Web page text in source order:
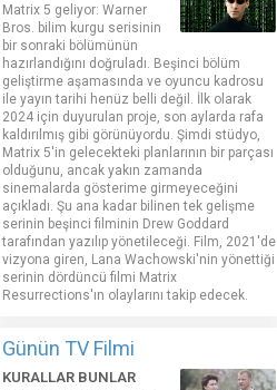
Matrix 5 geliyor: Warner
Bros. bilim kurgu serisinin
bir sonraki bölümünün
hazırlandığını doğruladı. Beşinci bölüm
geliştirme aşamasında ve oyuncu kadrosu
ile yayın tarihi henüz belli değil. İlk olarak
2024 için duyurulan proje, son aylarda rafa
kaldırılmış gibi görünüyordu. Şimdi stüdyo,
Matrix 5'in gelecekteki planlarının bir parçası
olduğunu, ancak yakın zamanda
sinemalarda gösterime girmeyeceğini
açıkladı. Şu ana kadar bilinen tek gelişme
serinin beşinci filminin Drew Goddard
tarafından yazılıp yönetileceği. Film, 2021'de
vizyona giren, Lana Wachowski'nin yönettiği
serinin dördüncü filmi Matrix
Resurrections'ın olaylarını takip edecek.
Günün TV Filmi
KURALLAR BUNLAR